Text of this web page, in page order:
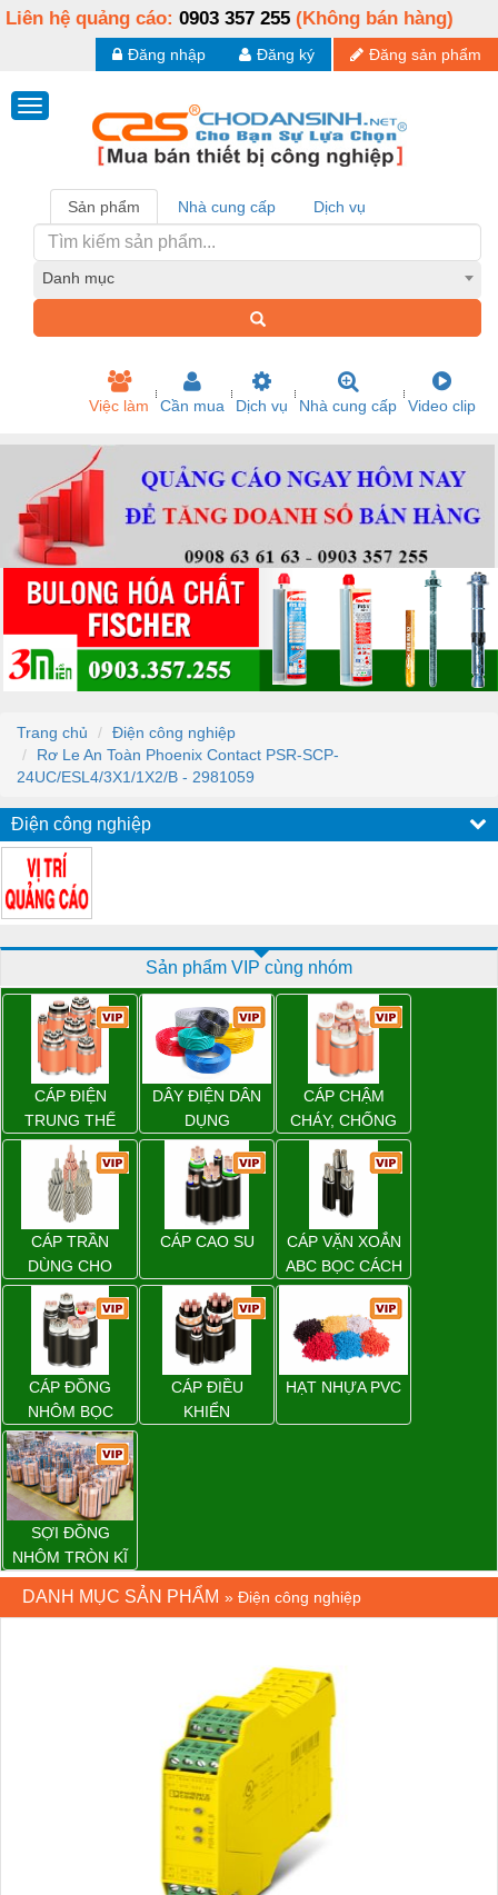
Liên hệ quảng cáo: 0903 357 255 (Không bán hàng)
Đăng sản phẩm
Đăng ký
Đăng nhập
Sản phẩm Nhà cung cấp Dịch vụ
Danh mục
Việc làm Cần mua Dịch vụ Nhà cung cấp Video clip
Trang chủ
Điện công nghiệp
Rơ Le An Toàn Phoenix Contact PSR-SCP-
24UC/ESL4/3X1/1X2/B - 2981059
Điện công nghiệp
Sản phẩm VIP cùng nhóm
CÁP ĐIỆN
TRUNG THẾ
DÂY ĐIỆN DÂN
DỤNG
CÁP CHẬM
CHÁY, CHỐNG
CHÁY
CÁP TRẦN
DÙNG CHO
ĐƯỜNG DÂY
TẢI ĐIỆN TRÊN
KHÔNG
CÁP CAO SU
CÁP VẶN XOẮN
ABC BỌC CÁCH
ĐIỆN XLPE
CÁP ĐỒNG
NHÔM BỌC
CÁP ĐIỀU
KHIỂN
HẠT NHỰA PVC
SỢI ĐỒNG
NHÔM TRÒN KĨ
THUẬT ĐIỆN
DANH MỤC SẢN PHẨM » Điện công nghiệp